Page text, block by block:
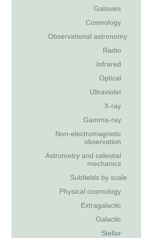
Galaxies
Cosmology
Observational astronomy
Radio
Infrared
Optical
Ultraviolet
X-ray
Gamma-ray
Non-electromagnetic
observation
Astrometry and celestial
mechanics
Subfields by scale
Physical cosmology
Extragalactic
Galactic
Stellar